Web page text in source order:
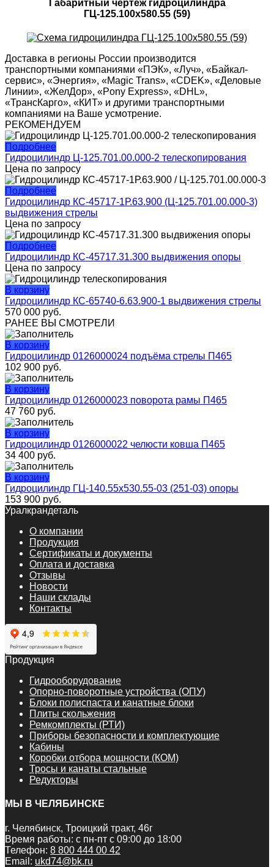
Габаритный чертеж гидроцилиндра
ГЦ-125.100х580.55 (59)
Доставка в регионы России производится
транспортными компаниями «ПЭК», «Луч», «Байкал-
сервис», «Энергия», «Magic Trans», «CDEK», «Деловые
Линии», «ЖелДор», «Pony Express», «DHL»,
«ТрансКарго», «КИТ» и другими транспортными
компаниями на Ваше усмотрение.
РЕКОМЕНДУЕМ
Подробнее
Гидроцилиндр Ц-125.701.00.000-2 телескопирования
Цена по запросу
Подробнее
Гидроцилиндр КС-45717-1Р.63.900 (Ц-125.701.00.000-3)
выдвижения стрелы
Цена по запросу
Подробнее
Гидроцилиндр КС-45717.31.300 выдвижения опоры
Цена по запросу
В корзину
Гидроцилиндр КС-65740-6.63.900-1 выдвижения стрелы
570 000 руб.
РАНЕЕ ВЫ СМОТРЕЛИ
В корзину
Гидроцилиндр 0126000024 подъёма стрелы П465
102 900 руб.
В корзину
Гидроцилиндр 0126000023 поворота рамы П465
47 760 руб.
В корзину
Гидроцилиндр 0126000022 челюсти ковша П465
34 400 руб.
В корзину
Гидроцилиндр ГЦ-140.55х530.55-03 (251-03) опоры
153 900 руб.
Уралкрандеталь
О компании
Продукция
Сертификаты и документы
Оплата и доставка
Отзывы
Новости
Наши склады
Контакты
Продукция
Гидрооборудование
Опорно-поворотные устройства (ОПУ)
Блоки полиспаста и канатные блоки
Плиты скольжения
Ремкомплекты (РТИ)
Приборы безопасности и комплектующие
Кабины
Коробки отбора мощности (КОМ)
Тросы и канаты стальные
Редукторы
МЫ В ЧЕЛЯБИНСКЕ
г. Челябинск, Троицкий тракт, 46г
Время работы: с пн-пт с 09:00 до 18:00
Телефон: 8 800 444 00 42
Email: ukd74@bk.ru